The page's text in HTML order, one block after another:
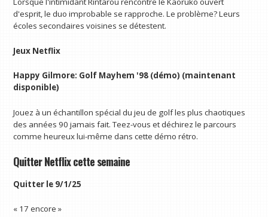
d'esprit, le duo improbable se rapproche. Le problème? Leurs
écoles secondaires voisines se détestent.
Jeux Netflix
Happy Gilmore: Golf Mayhem '98 (démo) (maintenant
disponible)
Jouez à un échantillon spécial du jeu de golf les plus chaotiques
des années 90 jamais fait. Teez-vous et déchirez le parcours
comme heureux lui-même dans cette démo rétro.
Quitter Netflix cette semaine
Quitter le 9/1/25
« 17 encore »